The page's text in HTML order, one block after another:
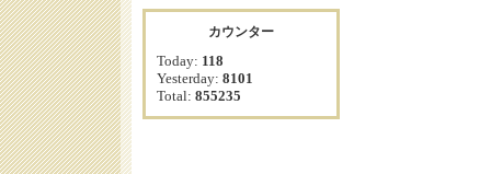
カウンター
Today: 118
Yesterday: 8101
Total: 855235